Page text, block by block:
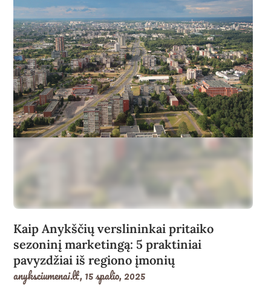
Kaip Anykščių verslininkai pritaiko
sezoninį marketingą: 5 praktiniai
pavyzdžiai iš regiono įmonių
anyksciumenai.lt,15 spalio, 2025